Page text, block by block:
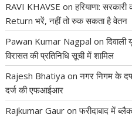
RAVI KHAVSE onहरियाणा:
Return भरें, नहीं तो रुक सकता है वेतन
Pawan Kumar Nagpal on
विरासत की प्रतिनिधि सूची में शामिल
Rajesh Bhatiya onनगर निगम के
दर्ज की एफआईआर
Rajkumar Gaur onफरीदाबाद में